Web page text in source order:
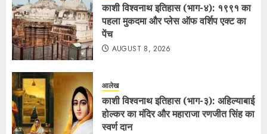
काशी विश्वनाथ इतिहास (भाग-४): १९९१ का
पहला मुकदमा और प्लेस ऑफ वर्शिप एक्ट का
पेंच
AUGUST 8, 2026
आलेख
काशी विश्वनाथ इतिहास (भाग-३): अहिल्याबाई
होल्कर का मंदिर और महाराजा रणजीत सिंह का
स्वर्ण दान